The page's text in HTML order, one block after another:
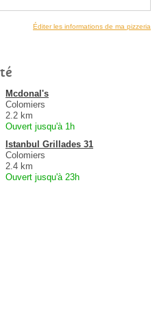
Éditer les informations de ma pizzeria
Mcdonal's
Colomiers
2.2 km
Ouvert jusqu'à 1h
Istanbul Grillades 31
Colomiers
2.4 km
Ouvert jusqu'à 23h